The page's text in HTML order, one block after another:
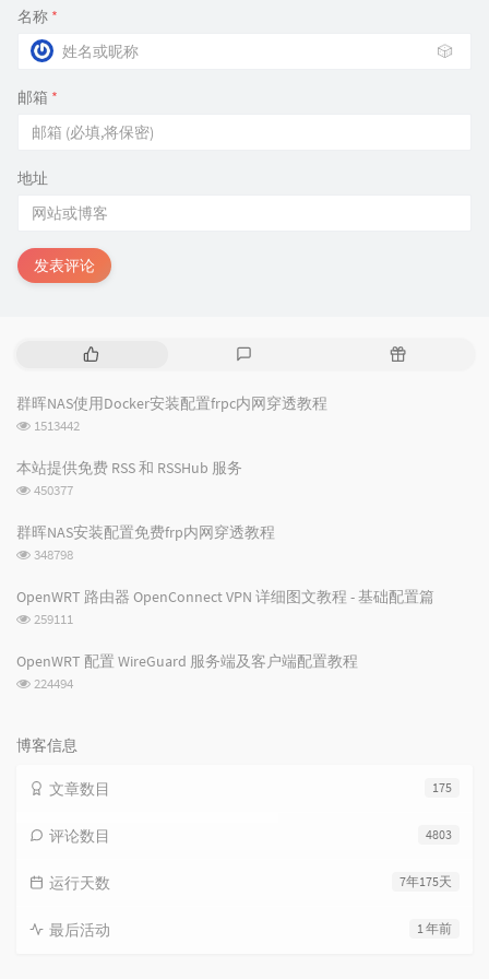
名称 *
🎲
邮箱 *
地址
发表评论
热
文
章
评
论
随
群晖NAS使用Docker安装配置frpc内网穿透教程
浏
次
数:
1513442
本站提供免费 RSS 和 RSSHub 服务
浏
次
数:
450377
群晖NAS安装配置免费frp内网穿透教程
浏
次
348798
OpenWRT 路由器 OpenConnect VPN 详细图文教程 - 基础配置篇
浏
次
259111
OpenWRT 配置 WireGuard 服务端及客户端配置教程
浏
数:
224494
博客信息
175
文章数目
4803
评论数目
7年175天
运行天数
1 年前
最后活动